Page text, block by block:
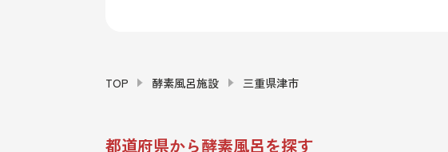
TOP 酵素風呂施設 三重県津市
都道府県から酵素風呂を探す